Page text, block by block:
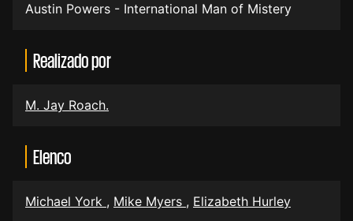
Austin Powers - International Man of Mistery
Realizado por
M. Jay Roach.
Elenco
Michael York , Mike Myers , Elizabeth Hurley